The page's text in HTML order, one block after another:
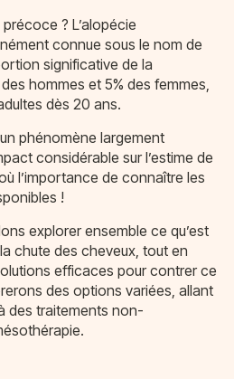
? L’alopécie
connue sous le nom de
significative de la
hommes et 5% des femmes,
dès 20 ans.
phénomène largement
considérable sur l’estime de
l’importance de connaître les
!
explorer ensemble ce qu’est
chute des cheveux, tout en
efficaces pour contrer ce
des options variées, allant
des traitements non-